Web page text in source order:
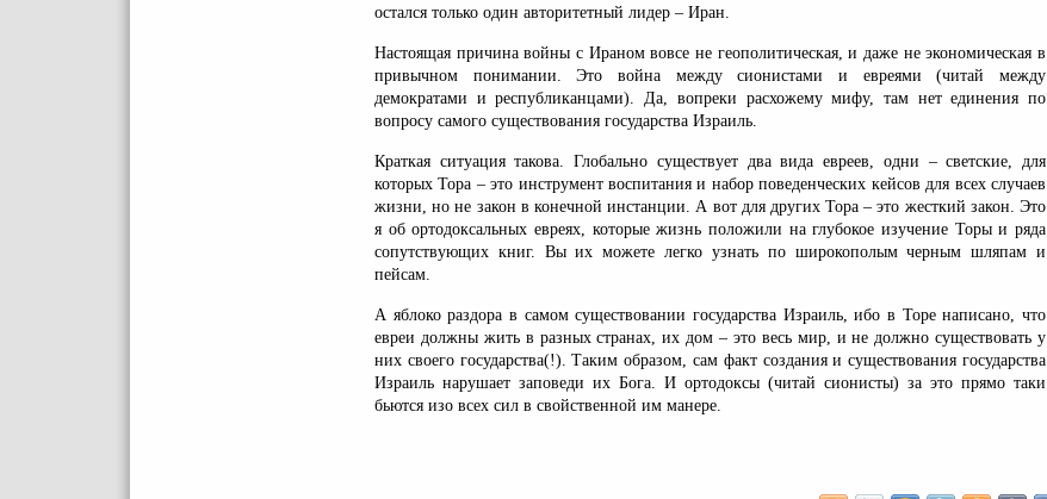
остался только один авторитетный лидер – Иран.
Настоящая причина войны с Ираном вовсе не геополитическая, и даже не экономическая в
привычном понимании. Это война между сионистами и евреями (читай между
демократами и республиканцами). Да, вопреки расхожему мифу, там нет единения по
вопросу самого существования государства Израиль.
Краткая ситуация такова. Глобально существует два вида евреев, одни – светские, для
которых Тора – это инструмент воспитания и набор поведенческих кейсов для всех случаев
жизни, но не закон в конечной инстанции. А вот для других Тора – это жесткий закон. Это
я об ортодоксальных евреях, которые жизнь положили на глубокое изучение Торы и ряда
сопутствующих книг. Вы их можете легко узнать по широкополым черным шляпам и
пейсам.
А яблоко раздора в самом существовании государства Израиль, ибо в Торе написано, что
евреи должны жить в разных странах, их дом – это весь мир, и не должно существовать у
них своего государства(!). Таким образом, сам факт создания и существования государства
Израиль нарушает заповеди их Бога. И ортодоксы (читай сионисты) за это прямо таки
бьются изо всех сил в свойственной им манере.